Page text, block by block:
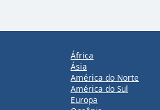
África
Ásia
América do Norte
América do Sul
Europa